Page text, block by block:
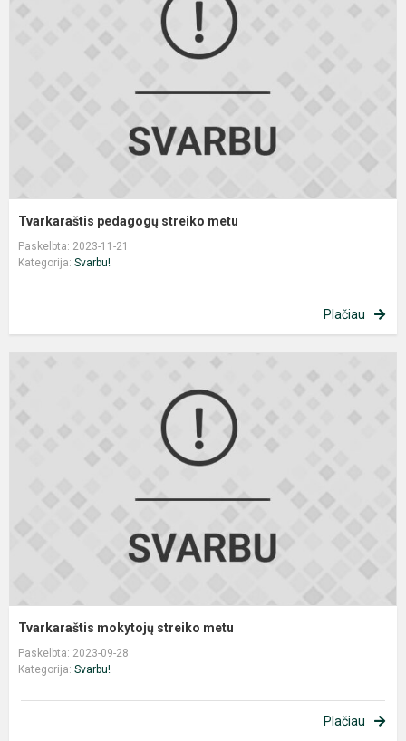
Tvarkaraštis pedagogų streiko metu
Paskelbta: 2023-11-21
Kategorija: Svarbu!
Plačiau
Tvarkaraštis mokytojų streiko metu
Paskelbta: 2023-09-28
Kategorija: Svarbu!
Plačiau